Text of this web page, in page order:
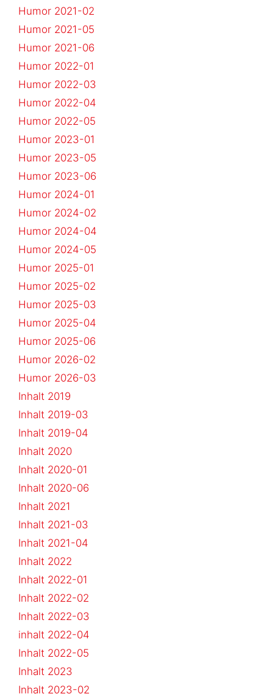
Humor 2021-02
Humor 2021-05
Humor 2021-06
Humor 2022-01
Humor 2022-03
Humor 2022-04
Humor 2022-05
Humor 2023-01
Humor 2023-05
Humor 2023-06
Humor 2024-01
Humor 2024-02
Humor 2024-04
Humor 2024-05
Humor 2025-01
Humor 2025-02
Humor 2025-03
Humor 2025-04
Humor 2025-06
Humor 2026-02
Humor 2026-03
Inhalt 2019
Inhalt 2019-03
Inhalt 2019-04
Inhalt 2020
Inhalt 2020-01
Inhalt 2020-06
Inhalt 2021
Inhalt 2021-03
Inhalt 2021-04
Inhalt 2022
Inhalt 2022-01
Inhalt 2022-02
Inhalt 2022-03
inhalt 2022-04
Inhalt 2022-05
Inhalt 2023
Inhalt 2023-02